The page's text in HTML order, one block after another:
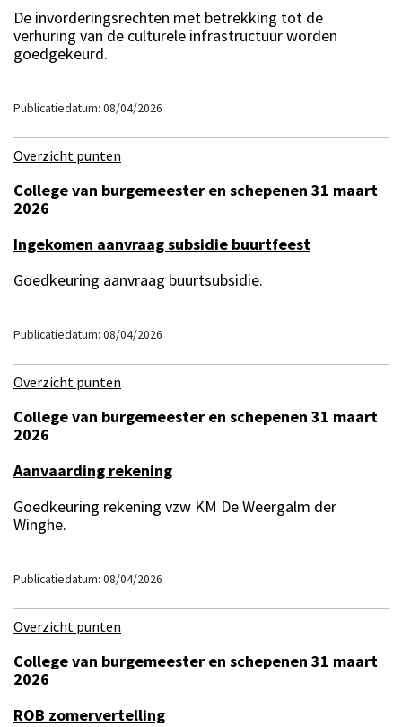
De invorderingsrechten met betrekking tot de
verhuring van de culturele infrastructuur worden
goedgekeurd.
Publicatiedatum: 08/04/2026
Overzicht punten
College van burgemeester en schepenen 31 maart
2026
Ingekomen aanvraag subsidie buurtfeest
Goedkeuring aanvraag buurtsubsidie.
Publicatiedatum: 08/04/2026
Overzicht punten
College van burgemeester en schepenen 31 maart
2026
Aanvaarding rekening
Goedkeuring rekening vzw KM De Weergalm der
Winghe.
Publicatiedatum: 08/04/2026
Overzicht punten
College van burgemeester en schepenen 31 maart
2026
ROB zomervertelling